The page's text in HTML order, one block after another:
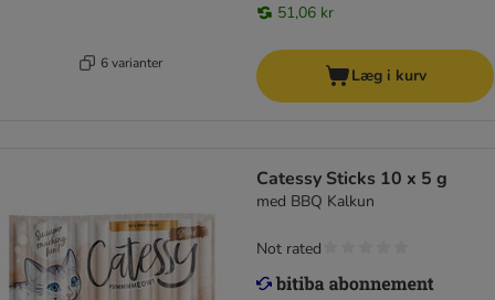
6 varianter
51,06 kr
Læg i kurv
Catessy Sticks 10 x 5 g
med BBQ Kalkun
Not rated